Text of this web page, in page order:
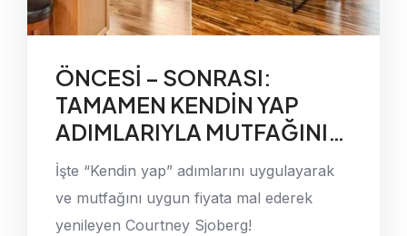
ÖNCESİ – SONRASI:
TAMAMEN KENDİN YAP
ADIMLARIYLA MUTFAĞINI
YENİLEDİ!
İşte “Kendin yap” adımlarını uygulayarak
ve mutfağını uygun fiyata mal ederek
yenileyen Courtney Sjoberg!